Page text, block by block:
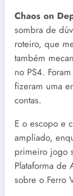
Chaos on
sombra de
roteiro, que
também
no PS4.
fizeram uma
contas.
E o escopo e
ampliado,
primeiro jogo
Plataforma de
sobre o Ferro